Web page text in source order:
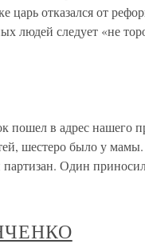
царь отказался от
людей следует «не
пошел в адрес нашего
шестеро было у
Один